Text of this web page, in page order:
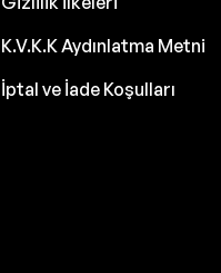
K.V.K.K Aydınlatma Metni
İptal ve İade Koşulları